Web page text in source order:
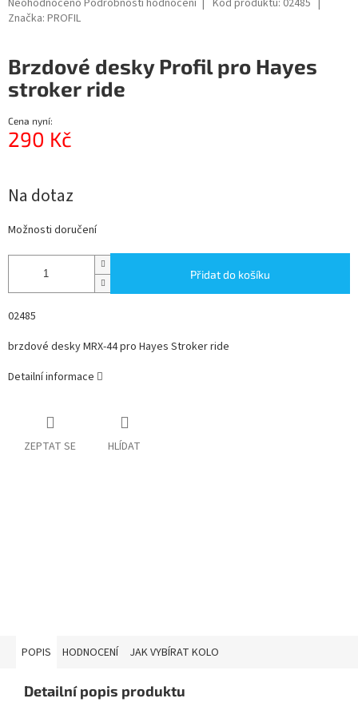
hodnocení
0,0
z
5
Neohodnoceno Podrobnosti hodnocení Kód produktu: 02485
Značka: PROFIL
Brzdové desky Profil pro Hayes
stroker ride
Cena nyní:
290 Kč
Na dotaz
Možnosti doručení
Přidat do košíku
02485
brzdové desky MRX-44 pro Hayes Stroker ride
Detailní informace
ZEPTAT SE HLÍDAT
POPIS HODNOCENÍ JAK VYBÍRAT KOLO
Detailní popis produktu